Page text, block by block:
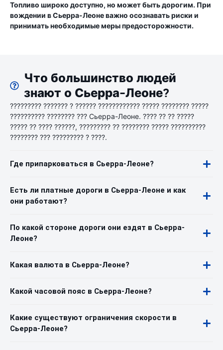
Топливо широко доступно, но может быть дорогим. При
вождении в Сьерра-Леоне важно осознавать риски и
принимать необходимые меры предосторожности.
Что большинство людей
знают о Сьерра-Леоне?
????????? ??????? ? ?????? ???????????? ????? ???????? ?????
?????????? ???????? ??? Сьерра-Леоне. ???? ?? ?? ?????
????? ?? ???? ??????, ????????? ?? ???????? ????? ??????????
???????? ??? ????????? ? ????.
Где припарковаться в Сьерра-Леоне?
Есть ли платные дороги в Сьерра-Леоне и как
они работают?
По какой стороне дороги они ездят в Сьерра-
Леоне?
Какая валюта в Сьерра-Леоне?
Какой часовой пояс в Сьерра-Леоне?
Какие существуют ограничения скорости в
Сьерра-Леоне?